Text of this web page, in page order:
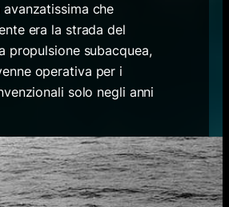
che
era la strada del
propulsione subacquea,
operativa per i
solo negli anni